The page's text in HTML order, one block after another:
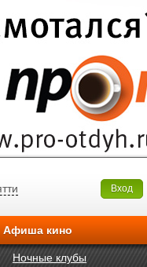
Вход
Афиша кино
Ночные клубы